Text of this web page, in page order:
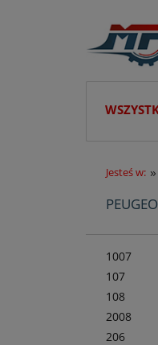
Jesteś w: »
1007
107
108
2008
206